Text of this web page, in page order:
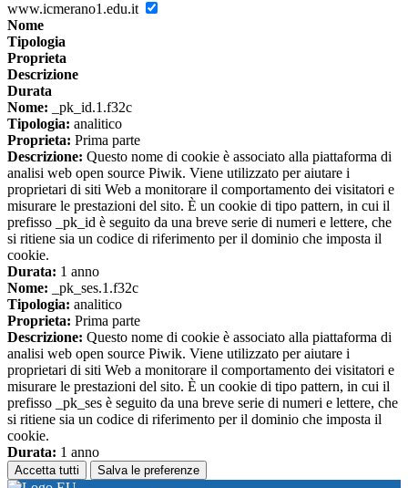
www.icmerano1.edu.it
Nome
Tipologia
Proprieta
Descrizione
Durata
Nome: _pk_id.1.f32c
Tipologia: analitico
Proprieta: Prima parte
Descrizione: Questo nome di cookie è associato alla piattaforma di
analisi web open source Piwik. Viene utilizzato per aiutare i
proprietari di siti Web a monitorare il comportamento dei visitatori e
misurare le prestazioni del sito. È un cookie di tipo pattern, in cui il
prefisso _pk_id è seguito da una breve serie di numeri e lettere, che
si ritiene sia un codice di riferimento per il dominio che imposta il
cookie.
Durata: 1 anno
Nome: _pk_ses.1.f32c
Tipologia: analitico
Proprieta: Prima parte
Descrizione: Questo nome di cookie è associato alla piattaforma di
analisi web open source Piwik. Viene utilizzato per aiutare i
proprietari di siti Web a monitorare il comportamento dei visitatori e
misurare le prestazioni del sito. È un cookie di tipo pattern, in cui il
prefisso _pk_ses è seguito da una breve serie di numeri e lettere, che
si ritiene sia un codice di riferimento per il dominio che imposta il
cookie.
Durata: 1 anno
Accetta tutti Salva le preferenze